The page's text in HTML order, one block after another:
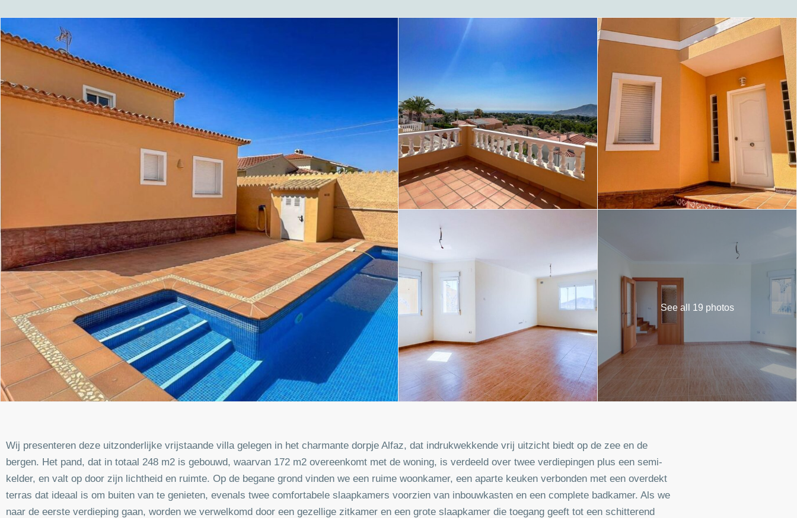
See all 19 photos
Wij presenteren deze uitzonderlijke vrijstaande villa gelegen in het charmante dorpje Alfaz, dat indrukwekkende vrij uitzicht biedt op de zee en de
bergen. Het pand, dat in totaal 248 m2 is gebouwd, waarvan 172 m2 overeenkomt met de woning, is verdeeld over twee verdiepingen plus een semi-
kelder, en valt op door zijn lichtheid en ruimte. Op de begane grond vinden we een ruime woonkamer, een aparte keuken verbonden met een overdekt
terras dat ideaal is om buiten van te genieten, evenals twee comfortabele slaapkamers voorzien van inbouwkasten en een complete badkamer. Als we
naar de eerste verdieping gaan, worden we verwelkomd door een gezellige zitkamer en een grote slaapkamer die toegang geeft tot een schitterend